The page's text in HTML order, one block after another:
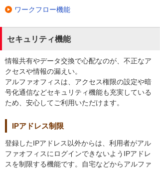
ワークフロー機能
セキュリティ機能
情報共有やデータ交換で心配なのが、不正なア
クセスや情報の漏えい。
アルファオフィスは、アクセス権限の設定や暗
号化通信などセキュリティ機能も充実している
ため、安心してご利用いただけます。
IPアドレス制限
登録したIPアドレス以外からは、利用者がアル
ファオフィスにログインできないようIPアドレ
スを制限する機能です。自宅などからアルファ